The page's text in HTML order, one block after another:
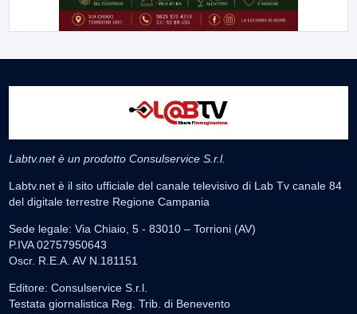
Labtv.net è un prodotto Consulservice S.r.l.
Labtv.net è il sito ufficiale del canale televisivo di Lab Tv canale 84
del digitale terrestre Regione Campania
Sede legale: Via Chiaio, 5 - 83010 – Torrioni (AV)
P.IVA 02757950643
Oscr. R.E.A. AV N.181151
Editore: Consulservice S.r.l.
Testata giornalistica Reg. Trib. di Benevento